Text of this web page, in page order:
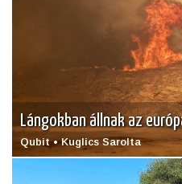
Lángokban állnak az
Qubit • Kuglics Sarolta